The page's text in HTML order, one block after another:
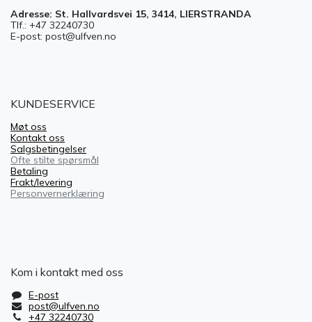
Adresse: St. Hallvardsvei 15, 3414, LIERSTRANDA
Tlf.: +47 32240730
E-post: post@ulfven.no
KUNDESERVICE
Møt oss
Kontakt oss
Salgsbetingelser
Ofte stilte spørsmål
Betaling
Frakt/levering
Personvernerklæring
Kom i kontakt med oss
E-post
post@ulfven.no
+47 32240730